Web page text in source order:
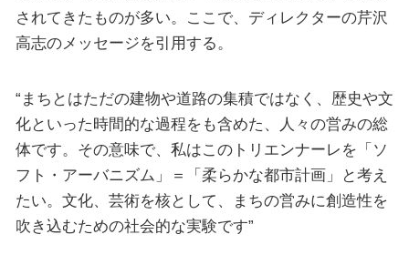
されてきたものが多い。ここで、ディレクターの芹沢
高志のメッセージを引用する。
“まちとはただの建物や道路の集積ではなく、歴史や文
化といった時間的な過程をも含めた、人々の営みの総
体です。その意味で、私はこのトリエンナーレを「ソ
フト・アーバニズム」＝「柔らかな都市計画」と考え
たい。文化、芸術を核として、まちの営みに創造性を
吹き込むための社会的な実験です”